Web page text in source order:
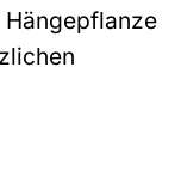
Hängepflanze